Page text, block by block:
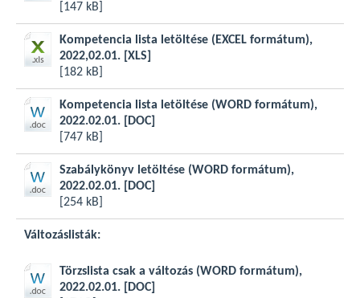
[147 kB]
Kompetencia lista letöltése (EXCEL formátum),
2022,02.01. [XLS]
[182 kB]
Kompetencia lista letöltése (WORD formátum),
2022.02.01.
[DOC]
[747 kB]
Szabálykönyv letöltése (WORD formátum),
2022.02.01.
[DOC]
[254 kB]
Változáslisták:
Törzslista csak a változás (WORD formátum),
2022.02.01.
[DOC]